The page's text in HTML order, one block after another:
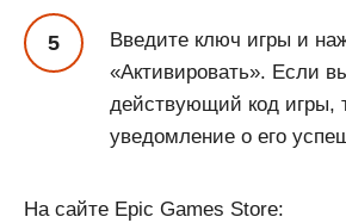
Введите ключ игры и
«Активировать». Если
действующий код игры,
уведомление о его
На сайте Epic Games Store: